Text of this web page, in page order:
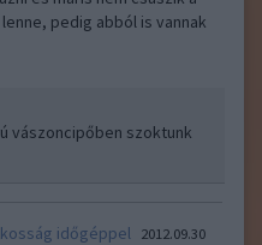
pedig abból is vannak
vászoncipőben szoktunk
időgéppel 2012.09.30